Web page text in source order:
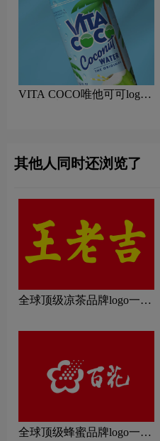
VITA COCO唯他可可logo
其他人同时还浏览了
全球顶级凉茶品牌logo一
全球顶级蜂蜜品牌logo一